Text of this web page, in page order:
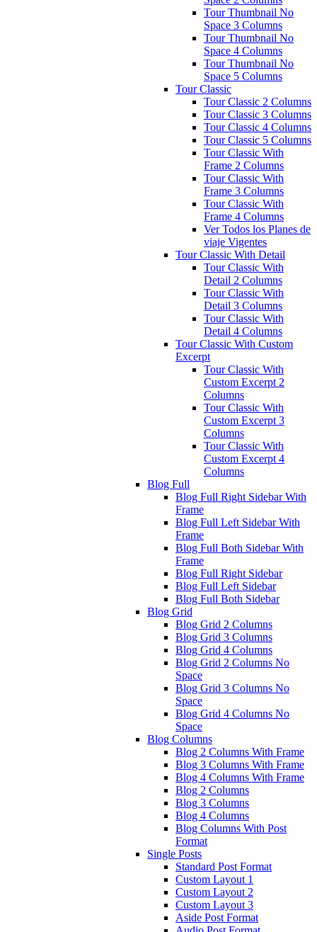
Tour Thumbnail No
Space 3 Columns
Tour Thumbnail No
Space 4 Columns
Tour Thumbnail No
Space 5 Columns
Tour Classic
Tour Classic 2 Columns
Tour Classic 3 Columns
Tour Classic 4 Columns
Tour Classic 5 Columns
Tour Classic With
Frame 2 Columns
Tour Classic With
Frame 3 Columns
Tour Classic With
Frame 4 Columns
Ver Todos los Planes de
viaje Vigentes
Tour Classic With Detail
Tour Classic With
Detail 2 Columns
Tour Classic With
Detail 3 Columns
Tour Classic With
Detail 4 Columns
Tour Classic With Custom
Excerpt
Tour Classic With
Custom Excerpt 2
Columns
Tour Classic With
Custom Excerpt 3
Columns
Tour Classic With
Custom Excerpt 4
Columns
Blog Full
Blog Full Right Sidebar With
Frame
Blog Full Left Sidebar With
Frame
Blog Full Both Sidebar With
Frame
Blog Full Right Sidebar
Blog Full Left Sidebar
Blog Full Both Sidebar
Blog Grid
Blog Grid 2 Columns
Blog Grid 3 Columns
Blog Grid 4 Columns
Blog Grid 2 Columns No
Space
Blog Grid 3 Columns No
Space
Blog Grid 4 Columns No
Space
Blog Columns
Blog 2 Columns With Frame
Blog 3 Columns With Frame
Blog 4 Columns With Frame
Blog 2 Columns
Blog 3 Columns
Blog 4 Columns
Blog Columns With Post
Format
Single Posts
Standard Post Format
Custom Layout 1
Custom Layout 2
Custom Layout 3
Aside Post Format